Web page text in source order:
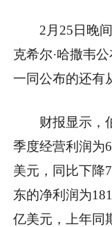
2月25日晚
克希尔·哈撒韦
一同公布的还有
财报显示，
季度经营利润为
美元，同比下降
东的净利润为
亿美元，上年同